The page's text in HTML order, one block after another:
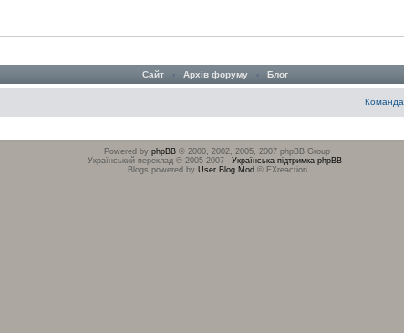
Сайт ‹ Архів форуму ‹ Блог
Команда
Powered by phpBB © 2000, 2002, 2005, 2007 phpBB Group
Український переклад © 2005-2007
Українська підтримка phpBB
Blogs powered by User Blog Mod © EXreaction